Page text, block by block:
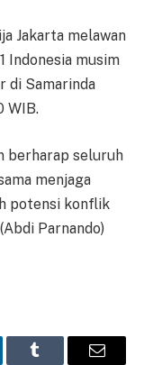
Jakarta melawan
Indonesia musim
di Samarinda
WIB.
berharap seluruh
menjaga
potensi konflik
Parnando)